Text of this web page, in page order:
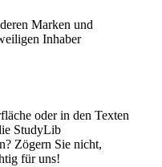
Marken und
Inhaber
oder in den Texten
StudyLib
Zögern Sie nicht,
für uns!